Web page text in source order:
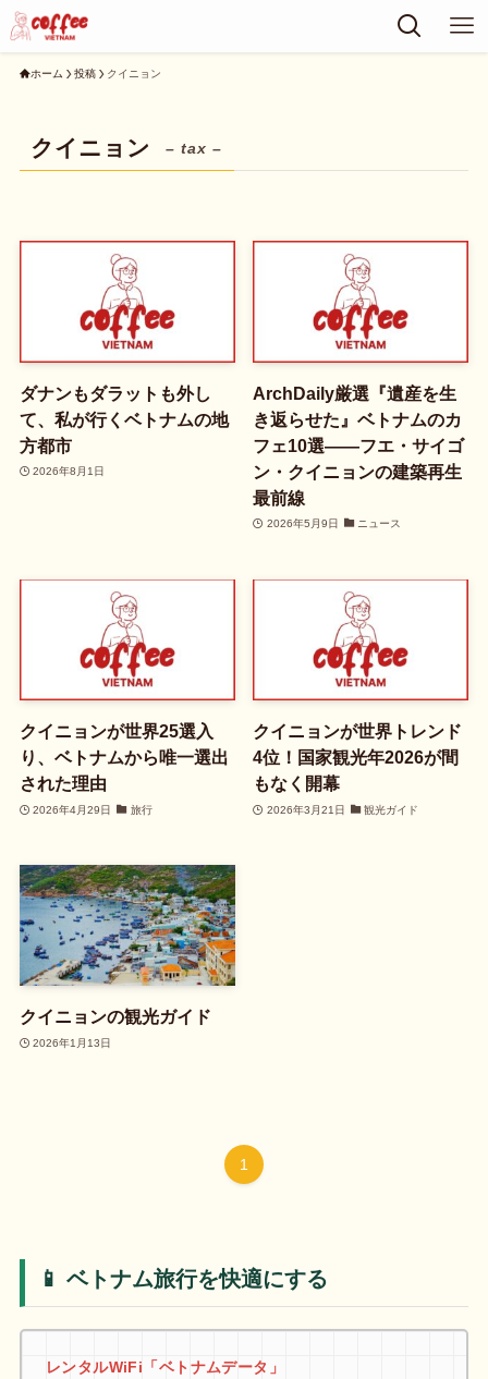
ホーム 投稿 クイニョン
クイニョン – tax –
ダナンもダラットも外し
て、私が行くベトナムの地
方都市
2026年8月1日
ArchDaily厳選『遺産を生
き返らせた』ベトナムのカ
フェ10選――フエ・サイゴ
ン・クイニョンの建築再生
最前線
2026年5月9日 ニュース
クイニョンが世界25選入
り、ベトナムから唯一選出
された理由
2026年4月29日 旅行
クイニョンが世界トレンド
4位！国家観光年2026が間
もなく開幕
2026年3月21日 観光ガイド
クイニョンの観光ガイド
2026年1月13日
1
📱 ベトナム旅行を快適にする
レンタルWiFi「ベトナムデータ」